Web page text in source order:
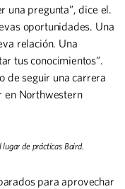
una pregunta”, dice el.
oportunidades. Una
relación. Una
tus conocimientos”.
de seguir una carrera
en Northwestern
de prácticas Baird.
para aprovechar